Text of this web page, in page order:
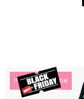
אחריות יבואן רשמי!